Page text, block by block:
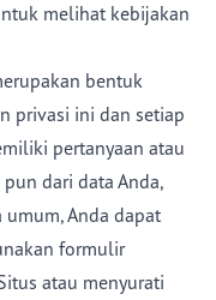
melihat kebijakan
bentuk
privasi ini dan setiap
pertanyaan atau
dari data Anda,
Anda dapat
formulir
atau menyurati